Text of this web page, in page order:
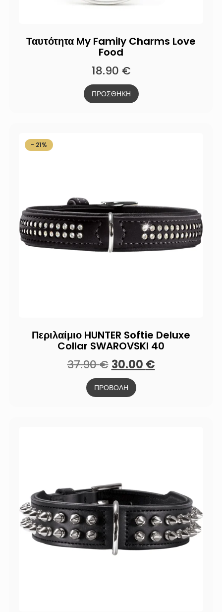
Ταυτότητα My Family Charms Love
Food
18.90 €
ΠΡΟΣΘΗΚΗ
- 21%
Περιλαίμιο HUNTER Softie Deluxe
Collar SWAROVSKI 40
37.90€ 30.00 €
ΠΡΟΒΟΛΗ